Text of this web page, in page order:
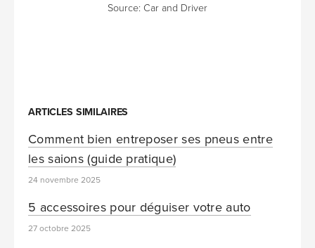
Source: Car and Driver
ARTICLES SIMILAIRES
Comment bien entreposer ses pneus entre
les saions (guide pratique)
24 novembre 2025
5 accessoires pour déguiser votre auto
27 octobre 2025